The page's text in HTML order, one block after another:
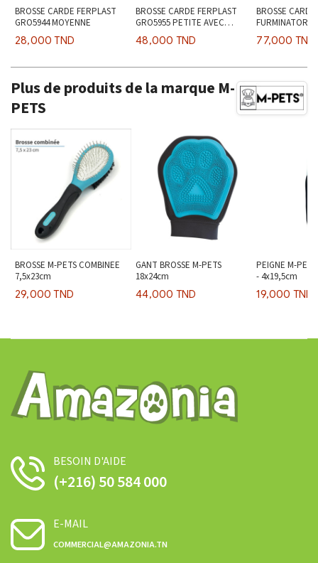
BROSSE CARDE FERPLAST
GRO5944 MOYENNE
28,000 TND
BROSSE CARDE FERPLAST
GRO5955 PETITE AVEC
POUSSOIR
48,000 TND
BROSSE CARDE
FURMINATOR
77,000 TND
Plus de produits de la marque M-
PETS
BROSSE M-PETS COMBINEE
7,5x23cm
29,000 TND
GANT BROSSE M-PETS
18x24cm
44,000 TND
PEIGNE M-
- 4x19,5cm
19,000 TND
BESOIN D'AIDE
(+216) 50 584 000
E-MAIL
COMMERCIAL@AMAZONIA.TN